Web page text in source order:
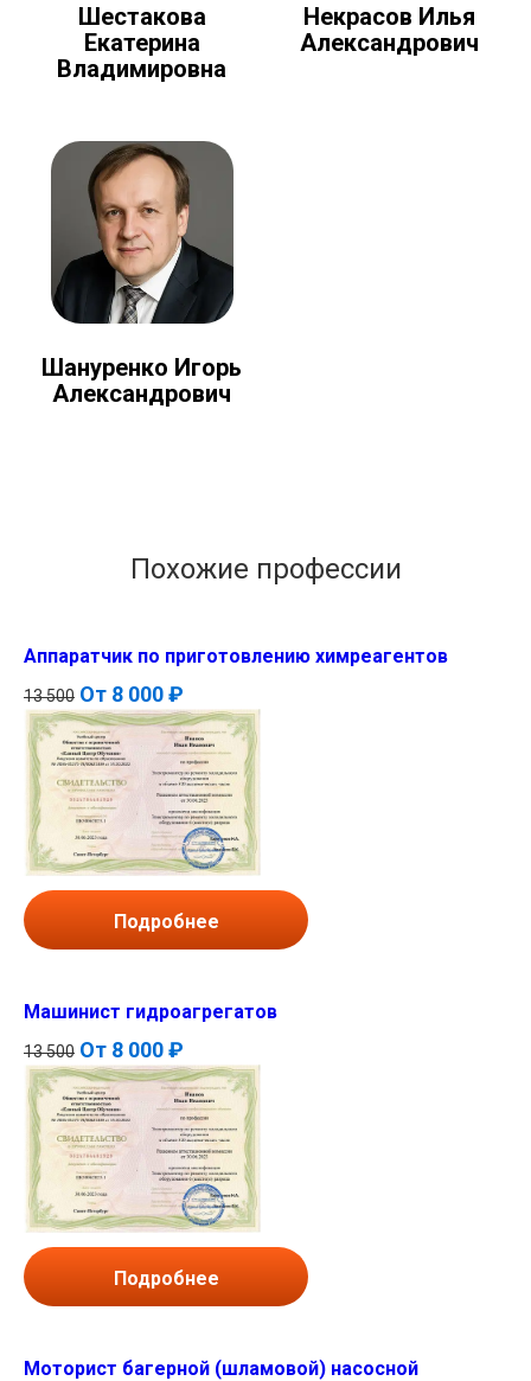
Шестакова
Екатерина
Владимировна
Некрасов Илья
Александрович
Шануренко Игорь
Александрович
Похожие профессии
Аппаратчик по приготовлению химреагентов
13 500 От 8 000 ₽
Подробнее
Машинист гидроагрегатов
13 500 От 8 000 ₽
Подробнее
Моторист багерной (шламовой) насосной